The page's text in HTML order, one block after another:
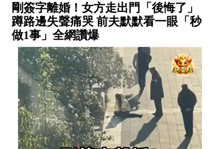
剛簽字離婚！女方走出門「後悔了」
蹲路邊失聲痛哭 前夫默默看一眼「秒
做1事」全網讚爆